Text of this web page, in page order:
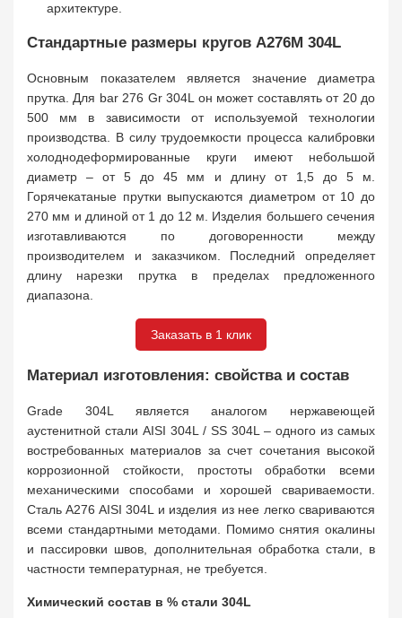
архитектуре.
Стандартные размеры кругов A276M 304L
Основным показателем является значение диаметра
прутка. Для bar 276 Gr 304L он может составлять от 20 до
500 мм в зависимости от используемой технологии
производства. В силу трудоемкости процесса калибровки
холоднодеформированные круги имеют небольшой
диаметр – от 5 до 45 мм и длину от 1,5 до 5 м.
Горячекатаные прутки выпускаются диаметром от 10 до
270 мм и длиной от 1 до 12 м. Изделия большего сечения
изготавливаются по договоренности между
производителем и заказчиком. Последний определяет
длину нарезки прутка в пределах предложенного
диапазона.
Заказать в 1 клик
Материал изготовления: свойства и состав
Grade 304L является аналогом нержавеющей
аустенитной стали AISI 304L / SS 304L – одного из самых
востребованных материалов за счет сочетания высокой
коррозионной стойкости, простоты обработки всеми
механическими способами и хорошей свариваемости.
Сталь A276 AISI 304L и изделия из нее легко свариваются
всеми стандартными методами. Помимо снятия окалины
и пассировки швов, дополнительная обработка стали, в
частности температурная, не требуется.
Химический состав в % стали 304L